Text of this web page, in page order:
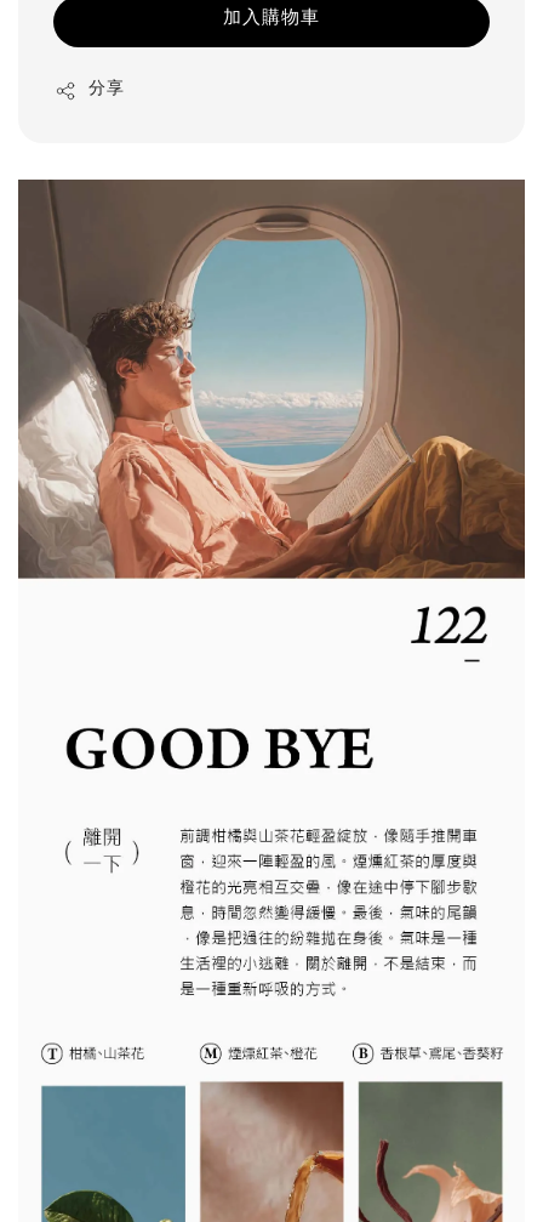
加入購物車
分享